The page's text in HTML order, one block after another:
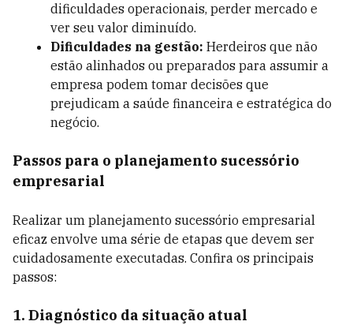
dificuldades operacionais, perder mercado e
ver seu valor diminuído.
Dificuldades na gestão: Herdeiros que não
estão alinhados ou preparados para assumir a
empresa podem tomar decisões que
prejudicam a saúde financeira e estratégica do
negócio.
Passos para o planejamento sucessório
empresarial
Realizar um planejamento sucessório empresarial
eficaz envolve uma série de etapas que devem ser
cuidadosamente executadas. Confira os principais
passos:
1. Diagnóstico da situação atual